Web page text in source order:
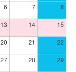
6 7 8
13 14 15
20 21 22
27 28 29